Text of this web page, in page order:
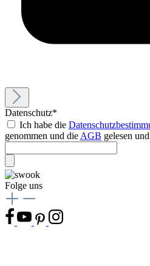
Datenschutz*
Ich habe die
genommen und die AGB gelesen
Folge uns